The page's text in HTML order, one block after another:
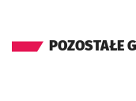
POZOSTAŁE